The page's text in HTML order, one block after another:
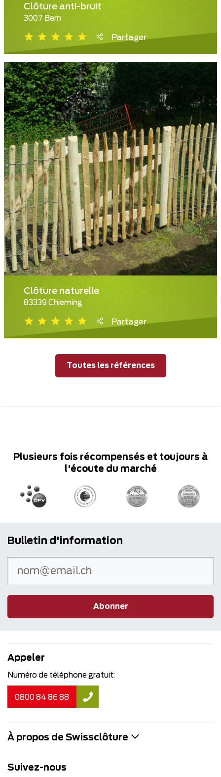
Clôture anti-bruit
3007 Bern
Partager
Clôture naturelle
83339 Chieming
Partager
Toutes les références
Plusieurs fois récompensés et toujours à
l'écoute du marché
Bulletin d'information
Abonner
Appeler
Numéro de téléphone gratuit:
0800 84 86 88
À propos de Swissclôture
Suivez-nous